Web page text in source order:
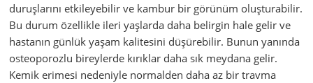
duruşlarını etkileyebilir ve kambur bir görünüm oluşturabilir.
Bu durum özellikle ileri yaşlarda daha belirgin hale gelir ve
hastanın günlük yaşam kalitesini düşürebilir. Bunun yanında
osteoporozlu bireylerde kırıklar daha sık meydana gelir.
Kemik erimesi nedeniyle normalden daha az bir travma